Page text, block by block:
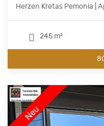
Herzen Kretas Pemonia |
245 m²